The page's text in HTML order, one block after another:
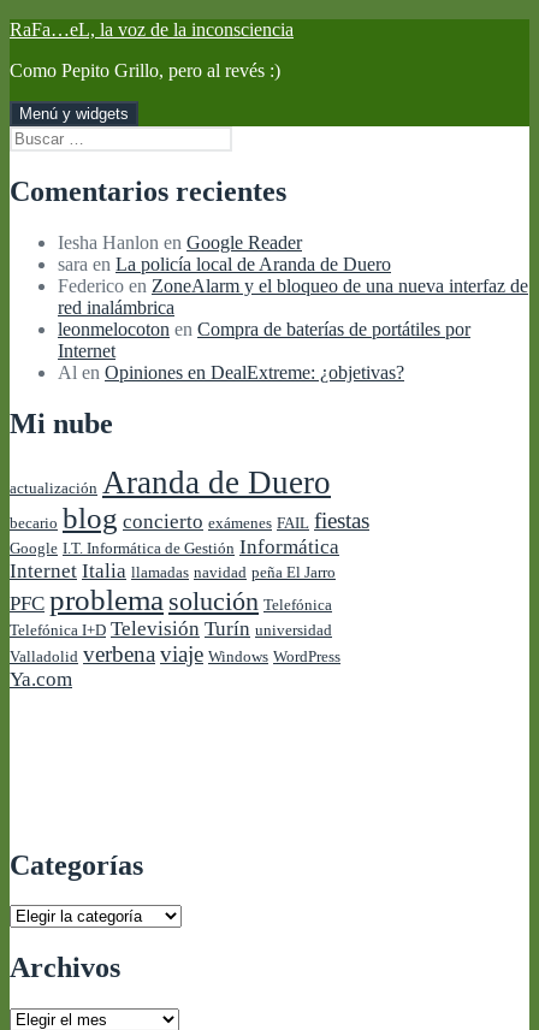
Saltar
contenido
RaFa…eL, la voz de la inconsciencia
Como Pepito Grillo, pero al revés :)
Menú y widgets
Buscar:
Comentarios recientes
Iesha Hanlon en Google Reader
sara en La policía local de Aranda de Duero
Federico en ZoneAlarm y el bloqueo de una nueva interfaz de
red inalámbrica
leonmelocoton en Compra de baterías de portátiles por
Internet
Al en Opiniones en DealExtreme: ¿objetivas?
Mi nube
actualización Aranda de Duero
becario blog concierto exámenes FAIL fiestas
Google I.T. Informática de Gestión Informática
Internet Italia llamadas navidad peña El Jarro
PFC problema solución Telefónica
Telefónica I+D Televisión Turín universidad
Valladolid verbena viaje Windows WordPress
Ya.com
Categorías
Categorías
Archivos
Archivos